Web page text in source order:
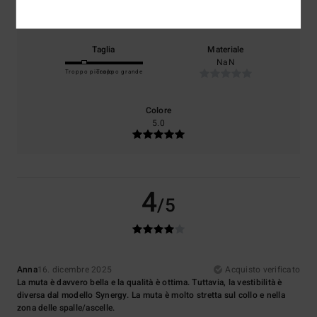
Taglia
Troppo piccoloTroppo grande
Materiale
NaN
Colore
5.0
4/5
Anna16. dicembre 2025
Acquisto verificato
La muta è davvero bella e la qualità è ottima. Tuttavia, la vestibilità è
diversa dal modello Synergy. La muta è molto stretta sul collo e nella
zona delle spalle/ascelle.